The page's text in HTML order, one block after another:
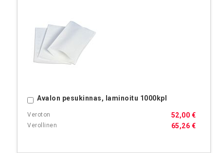
Avalon pesukinnas, laminoitu 1000kpl
65,26 €
52,00 €
Ostoskoriin